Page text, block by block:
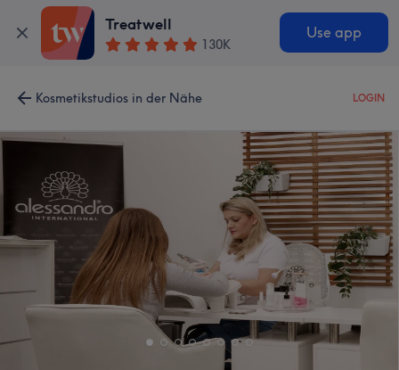
Treatwell
130K
Use app
Kosmetikstudios in der Nähe LOGIN